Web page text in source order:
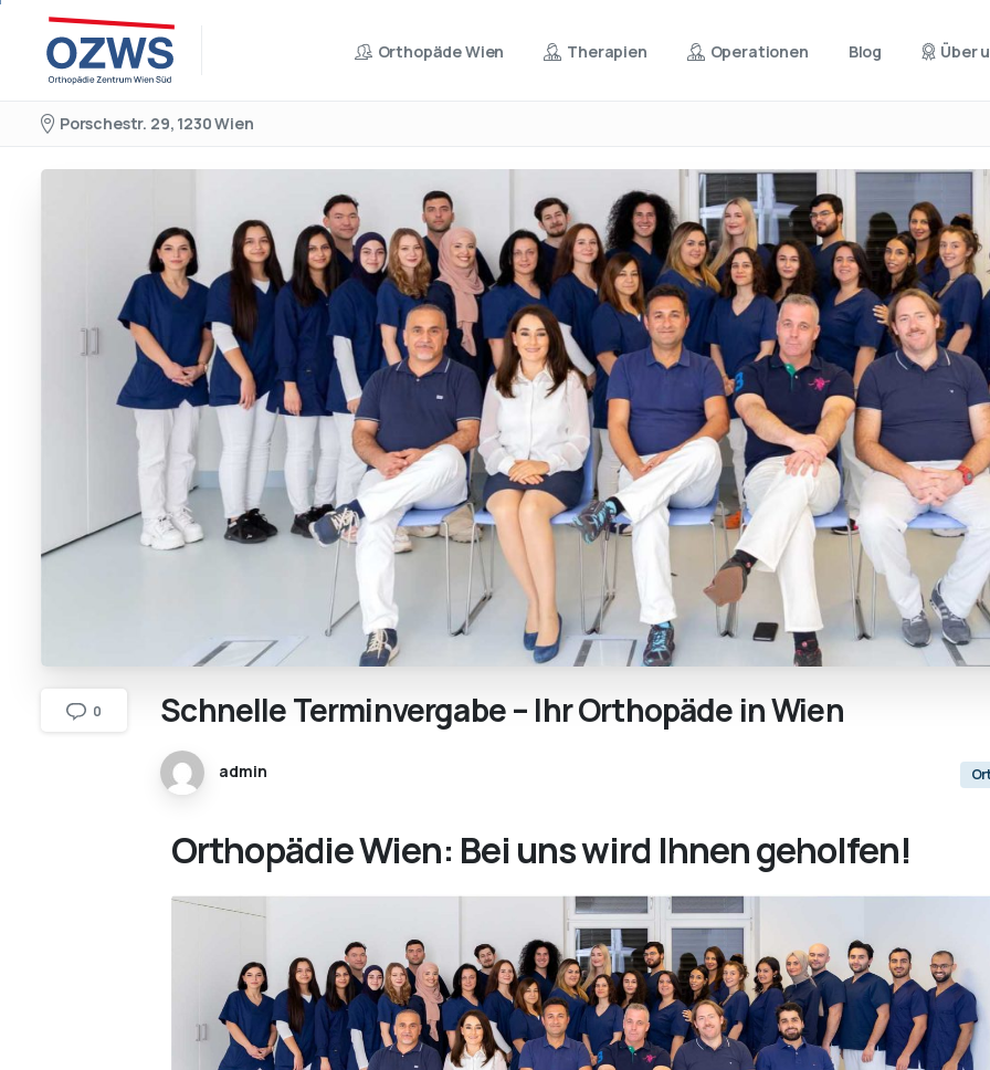
Orthopäde Wien Therapien Operationen Blog Über
Porschestr. 29, 1230 Wien
0 SchnelleTerminvergabe– IhrOrthopäde inWien
admin
Orthopädie Wien: Bei uns wird Ihnen geholfen!